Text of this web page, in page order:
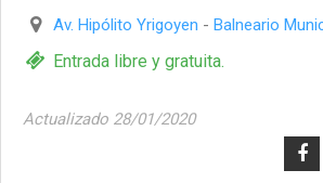
Av. Hipólito Yrigoyen - Balneario
Entrada libre y gratuita.
Actualizado 28/01/2020